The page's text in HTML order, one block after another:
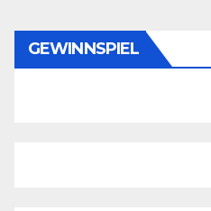
GEWINNSPIEL